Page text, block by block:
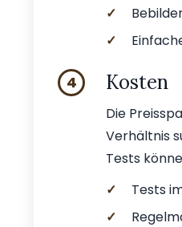
✓
✓
4 Kosten
Die
Verhältnis
Tests
✓
Tests
✓